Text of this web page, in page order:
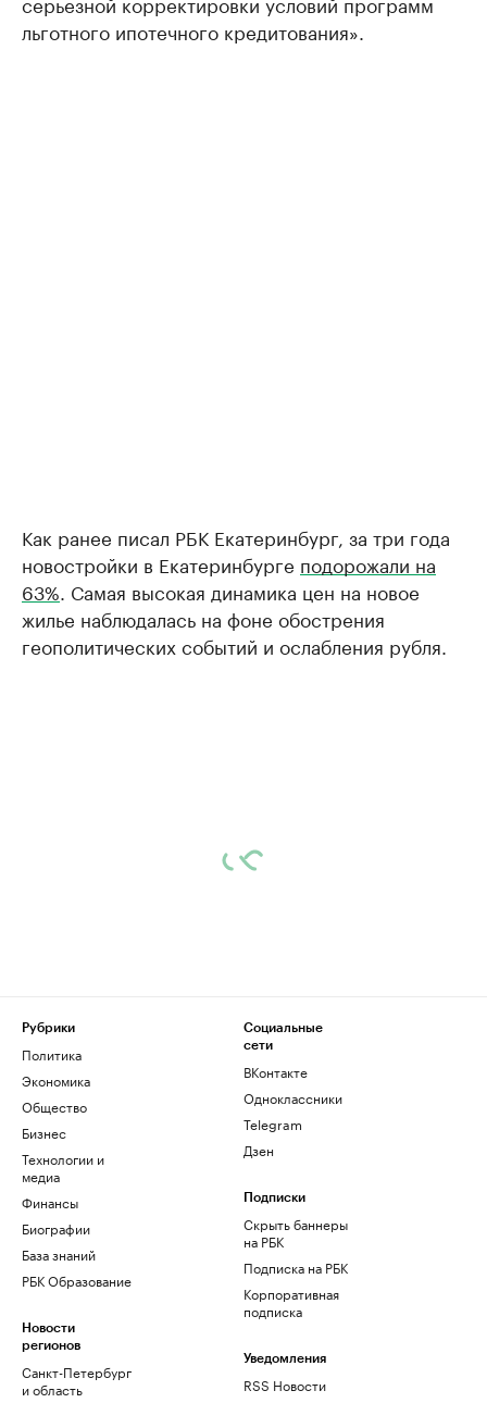
льготного ипотечного кредитования».
Как ранее писал РБК Екатеринбург, за три года
новостройки в Екатеринбурге подорожали на
63% . Самая высокая динамика цен на новое
жилье наблюдалась на фоне обострения
геополитических событий и ослабления рубля.
Рубрики
Политика
Экономика
Общество
Бизнес
Технологии и
медиа
Финансы
Биографии
База знаний
РБК Образование
Новости
регионов
Санкт-Петербург
и область
Социальные
сети
ВКонтакте
Одноклассники
Telegram
Дзен
Подписки
Скрыть баннеры
на РБК
Подписка на РБК
Корпоративная
подписка
Уведомления
RSS Новости